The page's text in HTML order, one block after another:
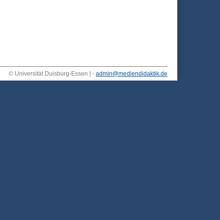
© Universität Duisburg-Essen | - admin@mediendidaktik.de